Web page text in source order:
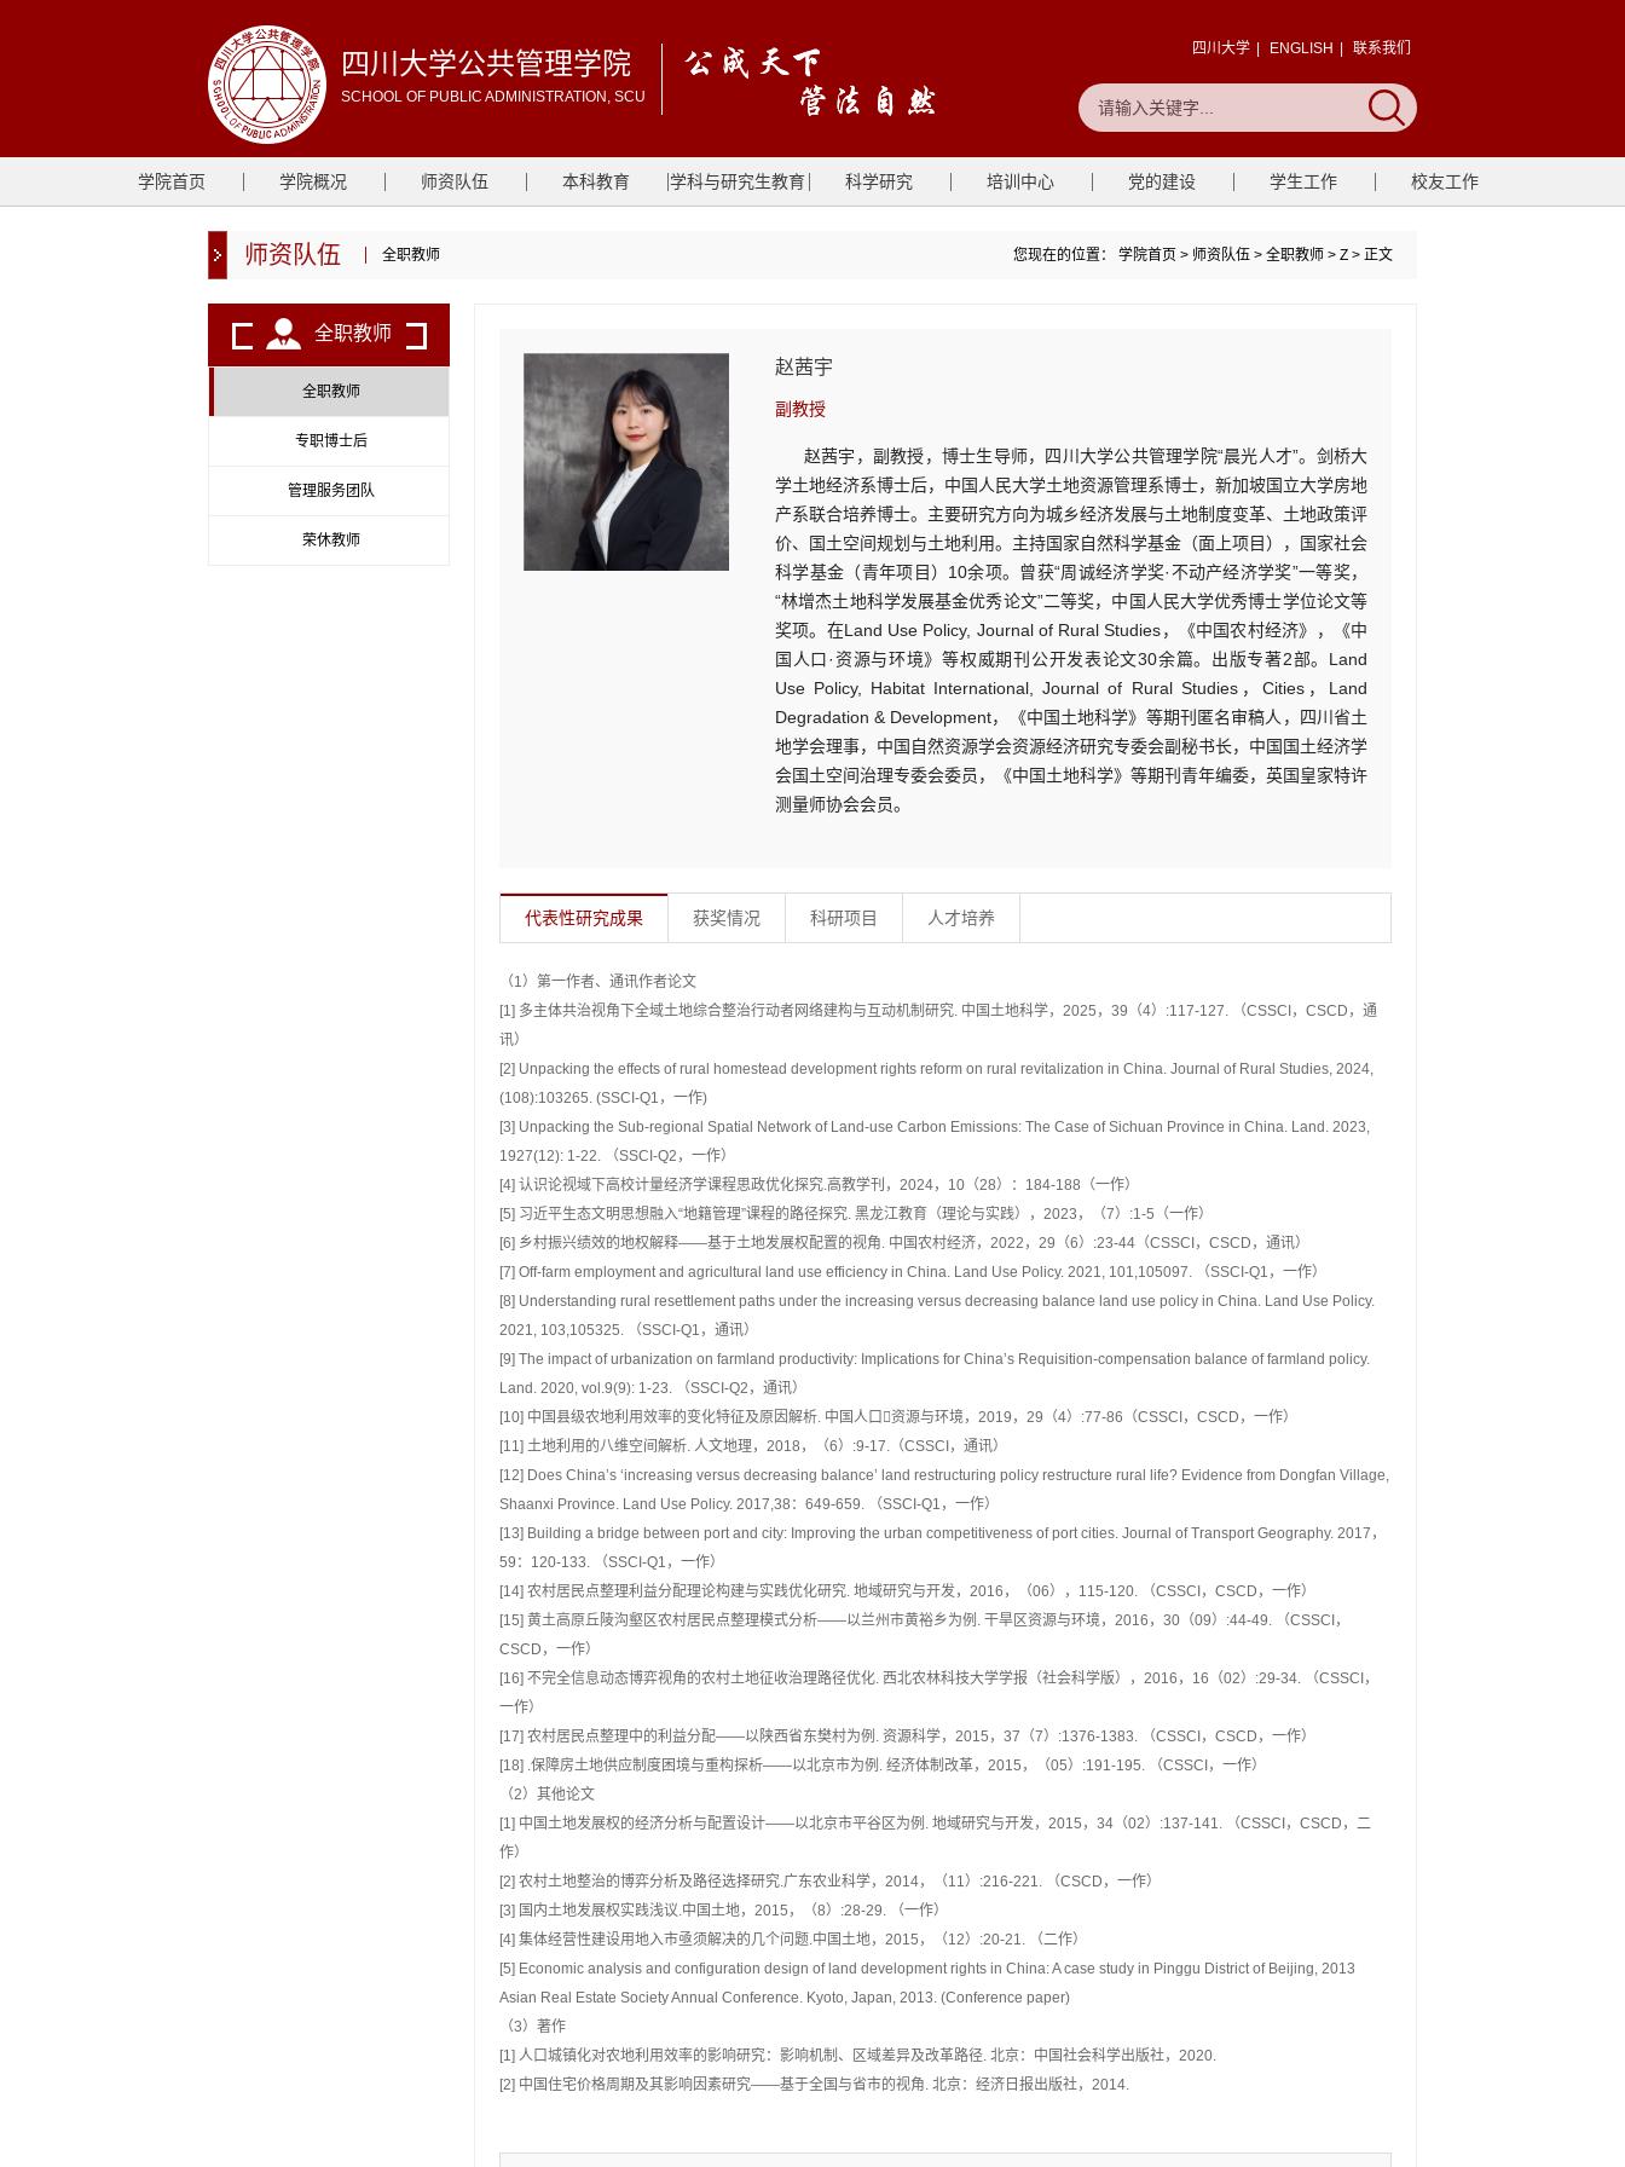
四川大学公共管理学院
SCHOOL OF PUBLIC ADMINISTRATION, SCU
四川大学 ENGLISH 联系我们
学院首页 学院概况 师资队伍 本科教育 学科与研究生教育 科学研究 培训中心 党的建设 学生工作 校友工作
师资队伍 全职教师 您现在的位置： 学院首页 > 师资队伍 > 全职教师 > Z > 正文
全职教师
全职教师
专职博士后
管理服务团队
荣休教师
赵茜宇
副教授
赵茜宇，副教授，博士生导师，四川大学公共管理学院“晨光人才”。剑桥大
学土地经济系博士后，中国人民大学土地资源管理系博士，新加坡国立大学房地
产系联合培养博士。主要研究方向为城乡经济发展与土地制度变革、土地政策评
价、国土空间规划与土地利用。主持国家自然科学基金（面上项目），国家社会
科学基金（青年项目）10余项。曾获“周诚经济学奖·不动产经济学奖”一等奖，
“林增杰土地科学发展基金优秀论文”二等奖，中国人民大学优秀博士学位论文等
奖项。在Land Use Policy, Journal of Rural Studies，《中国农村经济》，《中
国人口·资源与环境》等权威期刊公开发表论文30余篇。出版专著2部。Land
Use Policy, Habitat International, Journal of Rural Studies，Cities，Land
Degradation & Development，《中国土地科学》等期刊匿名审稿人，四川省土
地学会理事，中国自然资源学会资源经济研究专委会副秘书长，中国国土经济学
会国土空间治理专委会委员，《中国土地科学》等期刊青年编委，英国皇家特许
测量师协会会员。
代表性研究成果 获奖情况 科研项目 人才培养
（1）第一作者、通讯作者论文
[1] 多主体共治视角下全域土地综合整治行动者网络建构与互动机制研究. 中国土地科学，2025，39（4）:117-127. （CSSCI，CSCD，通
讯）
[2] Unpacking the effects of rural homestead development rights reform on rural revitalization in China. Journal of Rural Studies, 2024,
(108):103265. (SSCI-Q1，一作)
[3] Unpacking the Sub-regional Spatial Network of Land-use Carbon Emissions: The Case of Sichuan Province in China. Land. 2023,
1927(12): 1-22. （SSCI-Q2，一作）
[4] 认识论视域下高校计量经济学课程思政优化探究.高教学刊，2024，10（28）：184-188（一作）
[5] 习近平生态文明思想融入“地籍管理”课程的路径探究. 黑龙江教育（理论与实践），2023，（7）:1-5（一作）
[6] 乡村振兴绩效的地权解释——基于土地发展权配置的视角. 中国农村经济，2022，29（6）:23-44（CSSCI，CSCD，通讯）
[7] Off-farm employment and agricultural land use efficiency in China. Land Use Policy. 2021, 101,105097. （SSCI-Q1，一作）
[8] Understanding rural resettlement paths under the increasing versus decreasing balance land use policy in China. Land Use Policy.
2021, 103,105325. （SSCI-Q1，通讯）
[9] The impact of urbanization on farmland productivity: Implications for China’s Requisition-compensation balance of farmland policy.
Land. 2020, vol.9(9): 1-23. （SSCI-Q2，通讯）
[10] 中国县级农地利用效率的变化特征及原因解析. 中国人口资源与环境，2019，29（4）:77-86（CSSCI，CSCD，一作）
[11] 土地利用的八维空间解析. 人文地理，2018，（6）:9-17.（CSSCI，通讯）
[12] Does China’s ‘increasing versus decreasing balance’ land restructuring policy restructure rural life? Evidence from Dongfan Village,
Shaanxi Province. Land Use Policy. 2017,38：649-659. （SSCI-Q1，一作）
[13] Building a bridge between port and city: Improving the urban competitiveness of port cities. Journal of Transport Geography. 2017，
59：120-133. （SSCI-Q1，一作）
[14] 农村居民点整理利益分配理论构建与实践优化研究. 地域研究与开发，2016，（06），115-120. （CSSCI，CSCD，一作）
[15] 黄土高原丘陵沟壑区农村居民点整理模式分析——以兰州市黄裕乡为例. 干旱区资源与环境，2016，30（09）:44-49. （CSSCI，
CSCD，一作）
[16] 不完全信息动态博弈视角的农村土地征收治理路径优化. 西北农林科技大学学报（社会科学版），2016，16（02）:29-34. （CSSCI，
一作）
[17] 农村居民点整理中的利益分配——以陕西省东樊村为例. 资源科学，2015，37（7）:1376-1383. （CSSCI，CSCD，一作）
[18] .保障房土地供应制度困境与重构探析——以北京市为例. 经济体制改革，2015，（05）:191-195. （CSSCI，一作）
（2）其他论文
[1] 中国土地发展权的经济分析与配置设计——以北京市平谷区为例. 地域研究与开发，2015，34（02）:137-141. （CSSCI，CSCD，二
作）
[2] 农村土地整治的博弈分析及路径选择研究.广东农业科学，2014，（11）:216-221. （CSCD，一作）
[3] 国内土地发展权实践浅议.中国土地，2015，（8）:28-29. （一作）
[4] 集体经营性建设用地入市亟须解决的几个问题.中国土地，2015，（12）:20-21. （二作）
[5] Economic analysis and configuration design of land development rights in China: A case study in Pinggu District of Beijing, 2013
Asian Real Estate Society Annual Conference. Kyoto, Japan, 2013. (Conference paper)
（3）著作
[1] 人口城镇化对农地利用效率的影响研究：影响机制、区域差异及改革路径. 北京：中国社会科学出版社，2020.
[2] 中国住宅价格周期及其影响因素研究——基于全国与省市的视角. 北京：经济日报出版社，2014.